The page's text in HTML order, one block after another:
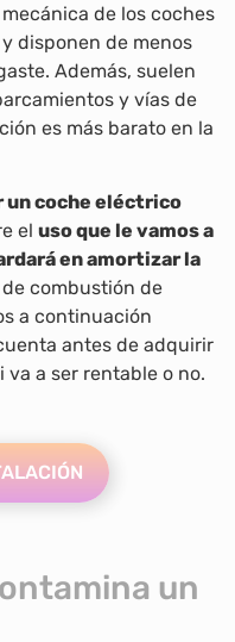
de los coches
disponen de menos
Además, suelen
y vías de
es más barato en la
un coche eléctrico
el uso que le vamos a
en amortizar la
combustión de
a continuación
antes de adquirir
a ser rentable o no.
un